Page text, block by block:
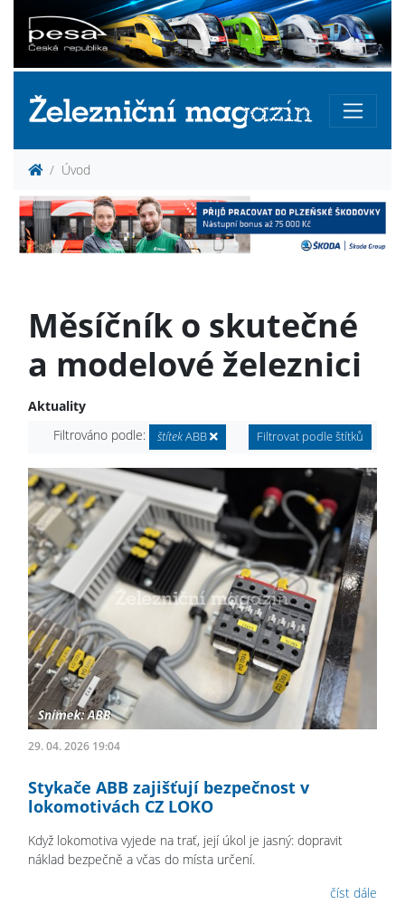
Úvod
Měsíčník o skutečné
a modelové železnici
Aktuality
Filtrováno podle:
štítekABB Filtrovat podle štítků
29. 04. 2026 19:04
Stykače ABB zajišťují bezpečnost v
lokomotivách CZ LOKO
Když lokomotiva vyjede na trať, její úkol je jasný: dopravit
náklad bezpečně a včas do místa určení.
číst dále